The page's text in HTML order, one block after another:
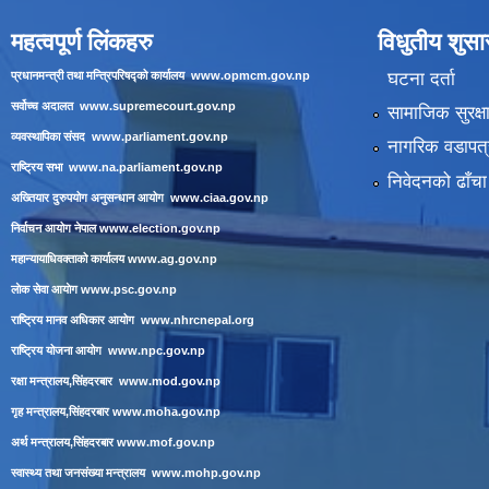
महत्वपूर्ण लिंकहरु
प्रधानमन्त्री तथा मन्त्रिपरिषद्को कार्यालयwww.opmcm.gov.np
सर्वोच्च अदालत www.supremecourt.gov.np
व्यवस्थापिका संसद www.parliament.gov.np
राष्ट्रिय सभा www.na.parliament.gov.np
अख्तियार दुरुपयोग अनुसन्धान आयोग www.ciaa.gov.np
निर्वाचन आयोग नेपालwww.election.gov.np
महान्यायाधिवक्ताको कार्यालयwww.ag.gov.np
लाेक सेवा आयाेगwww.psc.gov.np
राष्ट्रिय मानव अधिकार आयोग www.nhrcnepal.org
राष्ट्रिय योजना आयोग www.npc.gov.np
रक्षा मन्त्रालय,सिंहदरबार www.mod.gov.np
गृह मन्त्रालय,सिंहदरबारwww.moha.gov.np
अर्थ मन्त्रालय,सिंहदरबारwww.mof.gov.np
स्वास्थ्य तथा जनसंख्या मन्त्रालय www.mohp.gov.np
विधुतीय
घटना दर्ता
सामाजिक सुरक्षा
नागरिक
निवेदनको ढाँचा